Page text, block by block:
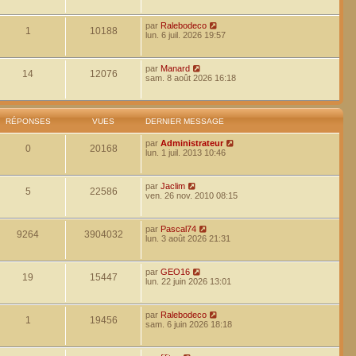
1 10188 par Ralebodeco
lun. 6 juil. 2026 19:57
14 12076 par Manard
sam. 8 août 2026 16:18
RÉPONSES VUES DERNIER MESSAGE
0 20168 par Administrateur
lun. 1 juil. 2013 10:46
5 22586 par Jaclim
ven. 26 nov. 2010 08:15
9264 3904032 par Pascal74
lun. 3 août 2026 21:31
19 15447 par GEO16
lun. 22 juin 2026 13:01
1 19456 par Ralebodeco
sam. 6 juin 2026 18:18